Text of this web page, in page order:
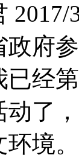
2017/
政府
已经
动了
环境